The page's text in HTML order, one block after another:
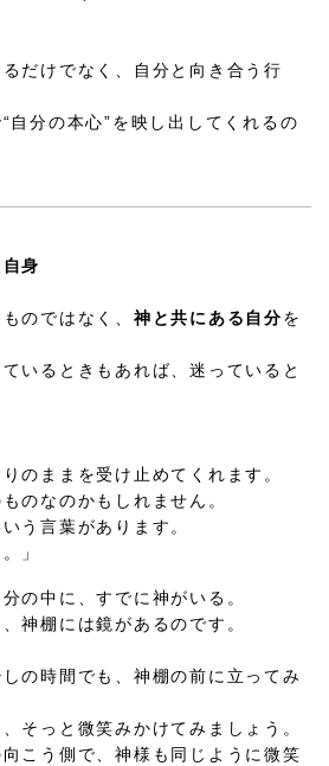
だけでなく、自分と向き合う行
自分の本心”を映し出してくれるの
身
のではなく、 神と共にある自分を
いるときもあれば、迷っていると
のままを受け止めてくれます。
のなのかもしれません。
う言葉があります。
」
の中に、すでに神がいる。
神棚には鏡があるのです。
の時間でも、神棚の前に立ってみ
そっと微笑みかけてみましょう。
こう側で、神様も同じように微笑